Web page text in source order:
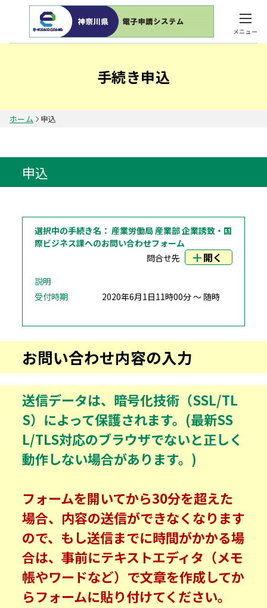
メニュー
手続き申込
ホーム 申込
申込
選択中の手続き名： 産業労働局 産業部 企業誘致・国
際ビジネス課へのお問い合わせフォーム
問合せ先
開く
説明
受付時期
2020年6月1日11時00分 ～ 随時
お問い合わせ内容の入力
送信データは、暗号化技術（SSL/TL
S）によって保護されます。(最新SS
L/TLS対応のブラウザでないと正しく
動作しない場合があります。)
フォームを開いてから30分を超えた
場合、内容の送信ができなくなります
ので、もし送信までに時間がかかる場
合は、事前にテキストエディタ（メモ
帳やワードなど）で文章を作成してか
らフォームに貼り付けてください。